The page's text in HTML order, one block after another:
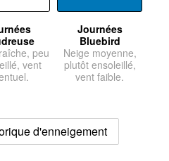
peu
vent
Journées
Bluebird
Neige moyenne,
plutôt ensoleillé,
vent faible.
d'enneigement